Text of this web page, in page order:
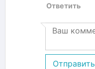
Ответить
Отправить